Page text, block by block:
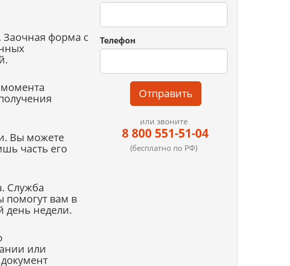
форма с
Вы можете
часть его
Служба
помогут вам в
день недели.
или
Телефон
Отправить
или звоните
8 800 551-51-04
(бесплатно по РФ)